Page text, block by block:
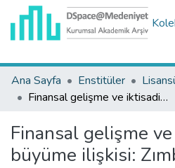
Ana Sayfa
Enstitüler
Finansal gelişme ve iktisadi büyüme ilişkisi: Zımbabwe örneği
Finansal gelişme
büyüme ilişkisi: